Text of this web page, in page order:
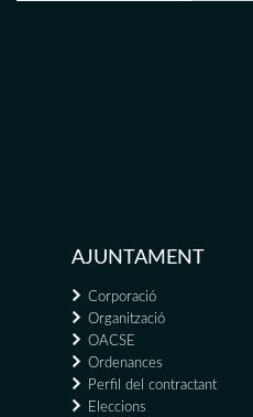
AJUNTAMENT
Corporació
Organització
OACSE
Ordenances
Perfil del contractant
Eleccions